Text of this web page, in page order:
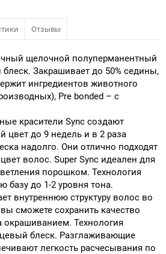
Отзывы
щелочной полуперманентный
Закрашивает до 50% седины,
ингредиентов животного
Pre bonded – с
красители Sync создают
цвет до 9 недель и в 2 раза
надолго. Они отлично подходят
волос. Super Sync идеален для
порошком. Технология
базу до 1-2 уровня тона.
внутреннюю структуру волос во
сможете сохранить качество
Технология
блеск. Разглаживающие
легкость расчесывания по